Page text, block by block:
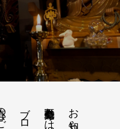
お知らせ
命光不動尊とは
ブログ
養